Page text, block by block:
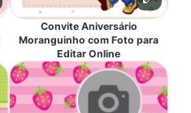
Convite Aniversário
Moranguinho com Foto para
Editar Online